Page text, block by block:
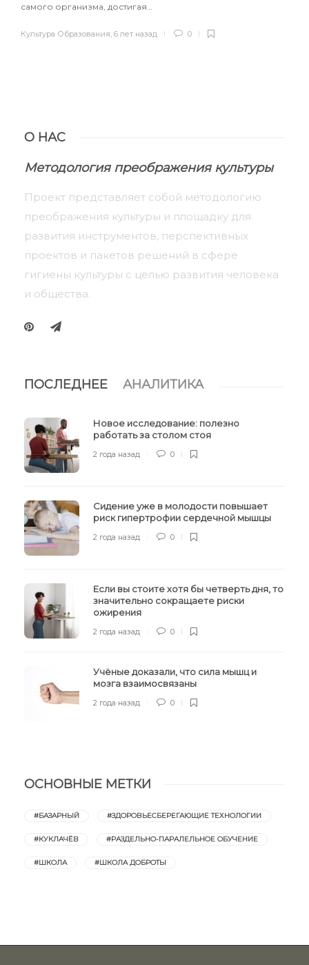
самого организма, достигая…
Культура Образования, 6 лет назад 0
О НАС
Методология преображения культуры
Проект представляет собой методологию
преображения культуры и площадку для
развития инструментов, перспективных
проектов и пакетов решений в сфере
гигиены культуры с целью развития человека
и общества.
ПОСЛЕДНЕЕ АНАЛИТИКА
Новое исследование: полезно
работать за столом стоя
2 года назад 0
Сидение уже в молодости повышает
риск гипертрофии сердечной мышцы
2 года назад 0
Если вы стоите хотя бы четверть дня, то
значительно сокращаете риски
ожирения
2 года назад 0
Учёные доказали, что сила мышц и
мозга взаимосвязаны
2 года назад 0
ОСНОВНЫЕ МЕТКИ
#БАЗАРНЫЙ #ЗДОРОВЬЕСБЕРЕГАЮЩИЕ ТЕХНОЛОГИИ
#КУКЛАЧЁВ #РАЗДЕЛЬНО-ПАРАЛЕЛЬНОЕ ОБУЧЕНИЕ
#ШКОЛА #ШКОЛА ДОБРОТЫ